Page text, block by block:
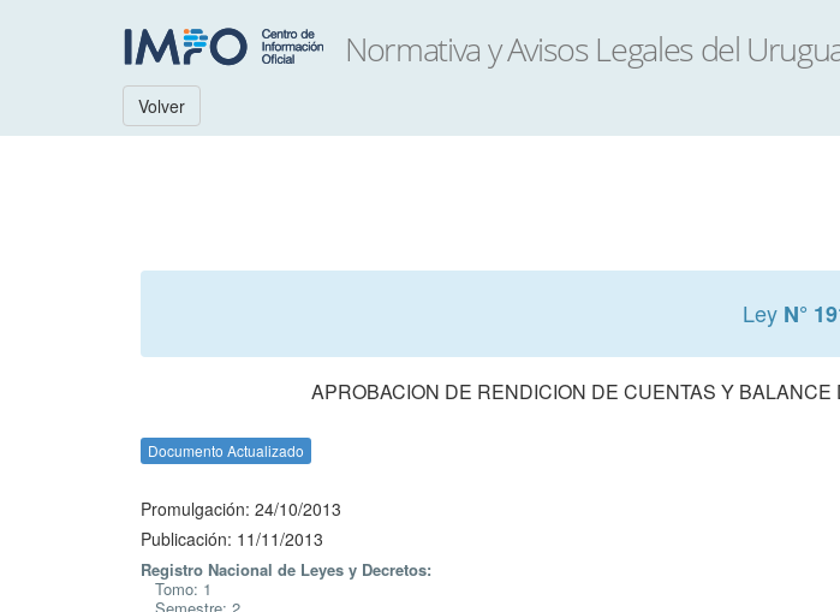
Volver
Ley N°
APROBACION DE RENDICION DE CUENTAS Y
Documento Actualizado
Promulgación: 24/10/2013
Publicación: 11/11/2013
Registro Nacional de Leyes y Decretos:
Tomo: 1